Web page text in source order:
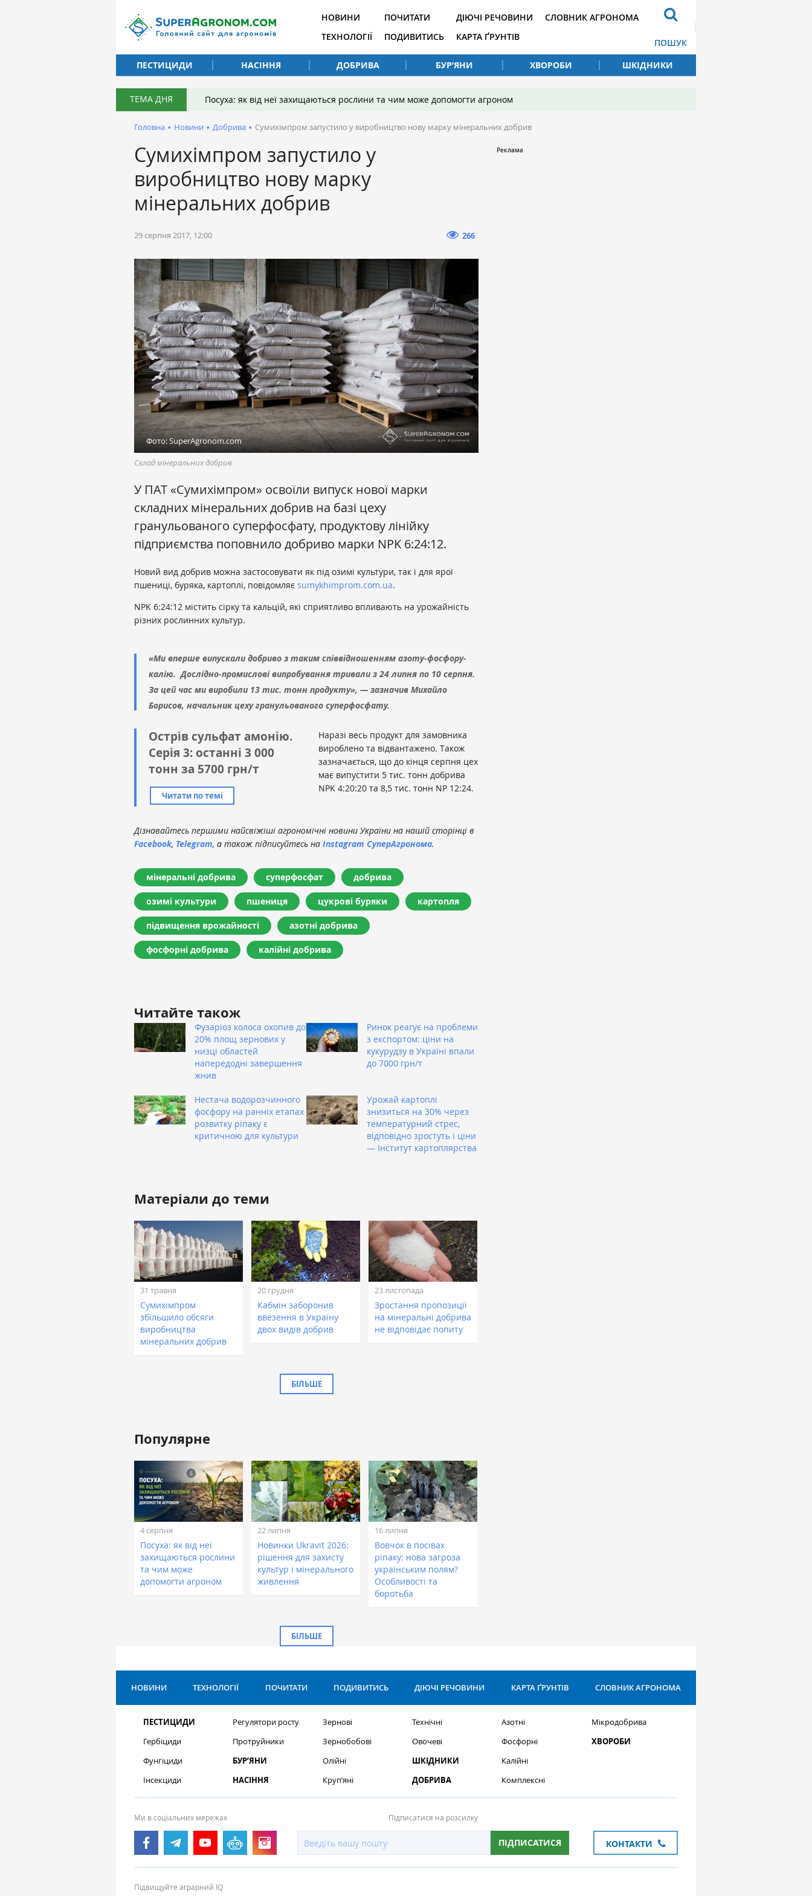
НОВИНИ
ТЕХНОЛОГІЇ
ПОЧИТАТИ
ПОДИВИТИСЬ
ДІЮЧІ РЕЧОВИНИ
КАРТА ҐРУНТІВ
СЛОВНИК АГРОНОМА
ПОШУК
ПЕСТИЦИДИ
НАСІННЯ ДОБРИВА БУР’ЯНИ ХВОРОБИ ШКІДНИКИ
ТЕМА ДНЯ Посуха: як від неї захищаються рослини та чим може допомогти агроном
Головна • Новини • Добрива • Сумихімпром запустило у виробництво нову марку мінеральних добрив
Сумихімпром запустило у
виробництво нову марку
мінеральних добрив
29 серпня 2017, 12:00 266
Фото: SuperAgronom.com
Склад мінеральних добрив
У ПАТ «Сумихімпром» освоїли випуск нової марки
складних мінеральних добрив на базі цеху
гранульованого суперфосфату, продуктову лінійку
підприємства поповнило добриво марки NPK 6:24:12.
Новий вид добрив можна застосовувати як під озимі культури, так і для ярої
пшениці, буряка, картоплі, повідомляє sumykhimprom.com.ua.
NPK 6:24:12 містить сірку та кальцій, які сприятливо впливають на урожайність
різних рослинних культур.
«Ми вперше випускали добриво з таким співвідношенням азоту-фосфору-
калію. Дослідно-промислові випробування тривали з 24 липня по 10 серпня.
За цей час ми виробили 13 тис. тонн продукту», — зазначив Михайло
Борисов, начальник цеху гранульованого суперфосфату.
Острів сульфат амонію.
Серія 3: останні 3 000
тонн за 5700 грн/т
Читати по темі
Наразі весь продукт для замовника
вироблено та відвантажено. Також
зазначається, що до кінця серпня цех
має випустити 5 тис. тонн добрива
NPK 4:20:20 та 8,5 тис. тонн NP 12:24.
Дізнавайтесь першими найсвіжіші агрономічні новини України на нашій сторінці в
Facebook, Telegram, а також підписуйтесь на Instagram СуперАгронома.
мінеральні добрива суперфосфат добрива
озимі культури пшениця цукрові буряки картопля
підвищення врожайності азотні добрива
фосфорні добрива калійні добрива
Читайте також
Фузаріоз колоса охопив до
20% площ зернових у
низці областей
напередодні завершення
жнив
Ринок реагує на проблеми
з експортом: ціни на
кукурудзу в Україні впали
до 7000 грн/т
Нестача водорозчинного
фосфору на ранніх етапах
розвитку ріпаку є
критичною для культури
Урожай картоплі
знизиться на 30% через
температурний стрес,
відповідно зростуть і ціни
— Інститут картоплярства
Матеріали до теми
31 травня
Сумихімпром
збільшило обсяги
виробництва
мінеральних добрив
20 грудня
Кабмін заборонив
ввезення в Україну
двох видів добрив
23 листопада
Зростання пропозиції
на мінеральні добрива
не відповідає попиту
БІЛЬШЕ
Популярне
4 серпня
Посуха: як від неї
захищаються рослини
та чим може
допомогти агроном
22 липня
Новинки Ukravit 2026:
рішення для захисту
культур і мінерального
живлення
16 липня
Вовчок в посівах
ріпаку: нова загроза
українським полям?
Особливості та
боротьба
БІЛЬШЕ
НОВИНИ ТЕХНОЛОГІЇ ПОЧИТАТИ ПОДИВИТИСЬ ДІЮЧІ РЕЧОВИНИ КАРТА ҐРУНТІВ СЛОВНИК АГРОНОМА
ПЕСТИЦИДИ
Гербіциди
Фунгіциди
Інсекциди
Регулятори росту
Протруйники
БУР’ЯНИ
НАСІННЯ
Зернові
Зернобобові
Олійні
Круп’яні
Технічні
Овочеві
ШКІДНИКИ
ДОБРИВА
Азотні
Фосфорні
Калійні
Комплексні
Мікродобрива
ХВОРОБИ
Ми в соціальних мережах Підписатися на розсилку
ПІДПИСАТИСЯ КОНТАКТИ
Підвищуйте аграрний IQ